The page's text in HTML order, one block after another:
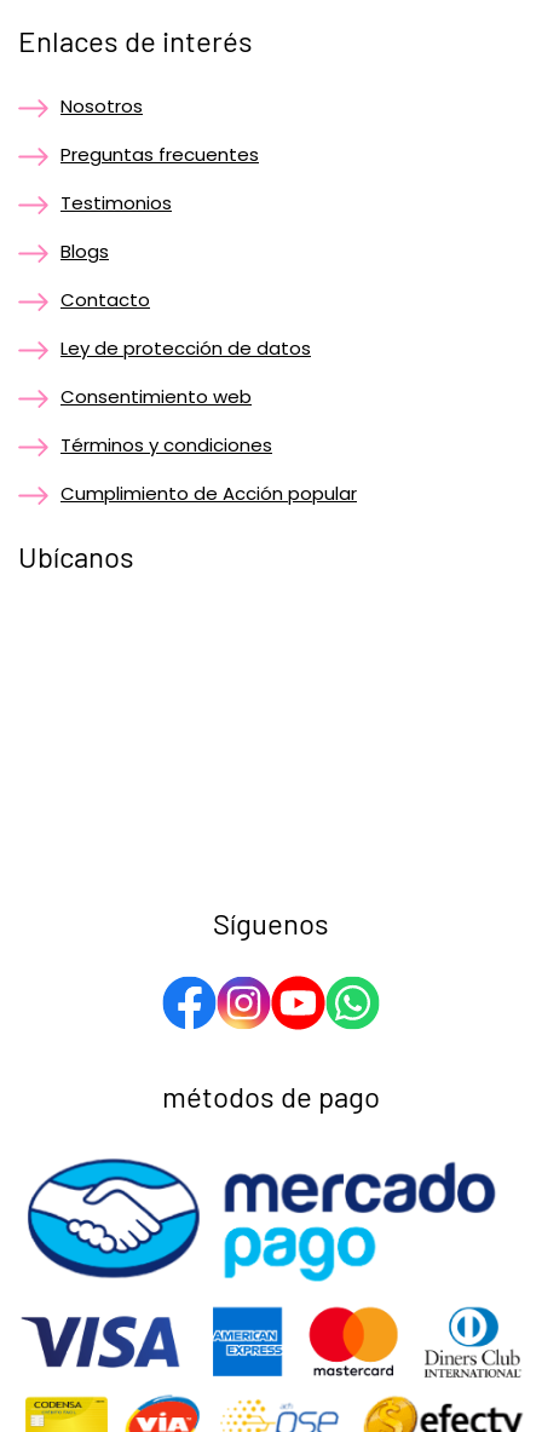
Enlaces de interés
Nosotros
Preguntas frecuentes
Testimonios
Blogs
Contacto
Ley de protección de datos
Consentimiento web
Términos y condiciones
Cumplimiento de Acción popular
Ubícanos
Síguenos
métodos de pago